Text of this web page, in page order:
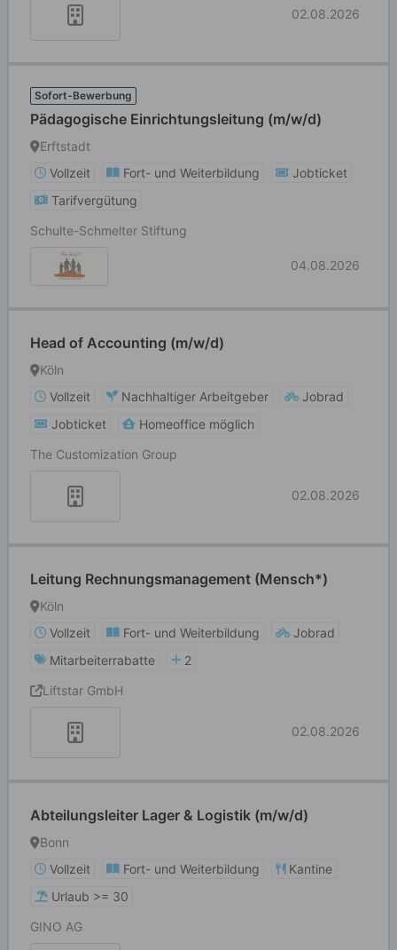
02.08.2026
Sofort-Bewerbung
Pädagogische Einrichtungsleitung (m/w/d)
Erftstadt
Vollzeit
Fort- und Weiterbildung
Jobticket
Tarifvergütung
Schulte-Schmelter Stiftung
04.08.2026
Head of Accounting (m/w/d)
Köln
Vollzeit
Nachhaltiger Arbeitgeber
Jobrad
Jobticket
Homeoffice möglich
The Customization Group
02.08.2026
Leitung Rechnungsmanagement (Mensch*)
Köln
Vollzeit
Fort- und Weiterbildung
Jobrad
Mitarbeiterrabatte
2
Liftstar GmbH
02.08.2026
Abteilungsleiter Lager & Logistik (m/w/d)
Bonn
Vollzeit
Fort- und Weiterbildung
Kantine
Urlaub >= 30
GINO AG